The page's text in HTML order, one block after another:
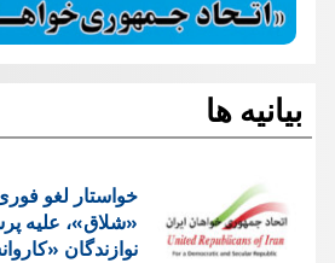
بیانیه ها
خواستار لغو
«شلاق»، علیه
نوازندگان